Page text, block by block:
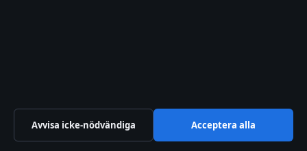
FöretagetAvvisa icke-nödvändiga Acceptera alla